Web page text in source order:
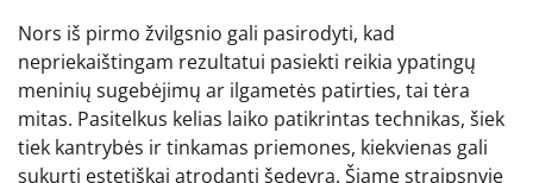
Nors iš pirmo žvilgsnio gali pasirodyti, kad
nepriekaištingam rezultatui pasiekti reikia ypatingų
meninių sugebėjimų ar ilgametės patirties, tai tėra
mitas. Pasitelkus kelias laiko patikrintas technikas, šiek
tiek kantrybės ir tinkamas priemones, kiekvienas gali
sukurti estetiškai atrodantį šedevrą. Šiame straipsnyje